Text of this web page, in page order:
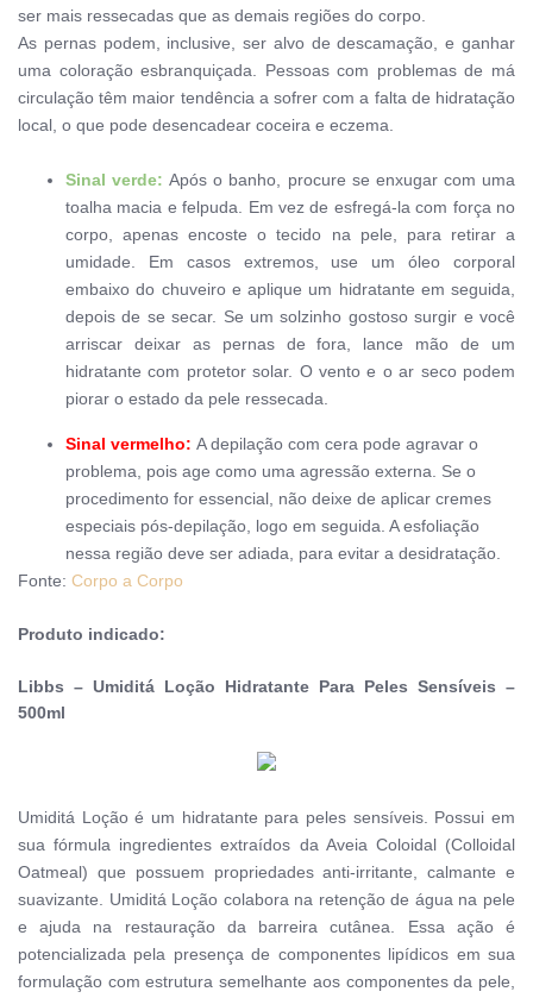
ser mais ressecadas que as demais regiões do corpo.
As pernas podem, inclusive, ser alvo de descamação, e ganhar
uma coloração esbranquiçada. Pessoas com problemas de má
circulação têm maior tendência a sofrer com a falta de hidratação
local, o que pode desencadear coceira e eczema.
Sinal verde:Após o banho, procure se enxugar com uma
toalha macia e felpuda. Em vez de esfregá-la com força no
corpo, apenas encoste o tecido na pele, para retirar a
umidade. Em casos extremos, use um óleo corporal
embaixo do chuveiro e aplique um hidratante em seguida,
depois de se secar. Se um solzinho gostoso surgir e você
arriscar deixar as pernas de fora, lance mão de um
hidratante com protetor solar. O vento e o ar seco podem
piorar o estado da pele ressecada.
Sinal vermelho: A depilação com cera pode agravar o
problema, pois age como uma agressão externa. Se o
procedimento for essencial, não deixe de aplicar cremes
especiais pós-depilação, logo em seguida. A esfoliação
nessa região deve ser adiada, para evitar a desidratação.
Fonte: Corpo a Corpo
Produto indicado:
Libbs – Umiditá Loção Hidratante Para Peles Sensíveis –
500ml
Umiditá Loção é um hidratante para peles sensíveis. Possui em
sua fórmula ingredientes extraídos da Aveia Coloidal (Colloidal
Oatmeal) que possuem propriedades anti-irritante, calmante e
suavizante. Umiditá Loção colabora na retenção de água na pele
e ajuda na restauração da barreira cutânea. Essa ação é
potencializada pela presença de componentes lipídicos em sua
formulação com estrutura semelhante aos componentes da pele,